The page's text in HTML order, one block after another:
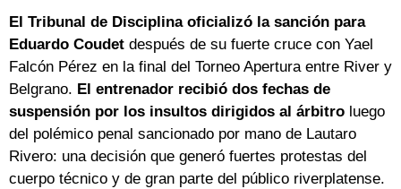
El Tribunal de Disciplina oficializó la sanción para
Eduardo Coudet después de su fuerte cruce con Yael
Falcón Pérez en la final del Torneo Apertura entre River y
Belgrano. El entrenador recibió dos fechas de
suspensión por los insultos dirigidos al árbitro luego
del polémico penal sancionado por mano de Lautaro
Rivero: una decisión que generó fuertes protestas del
cuerpo técnico y de gran parte del público riverplatense.